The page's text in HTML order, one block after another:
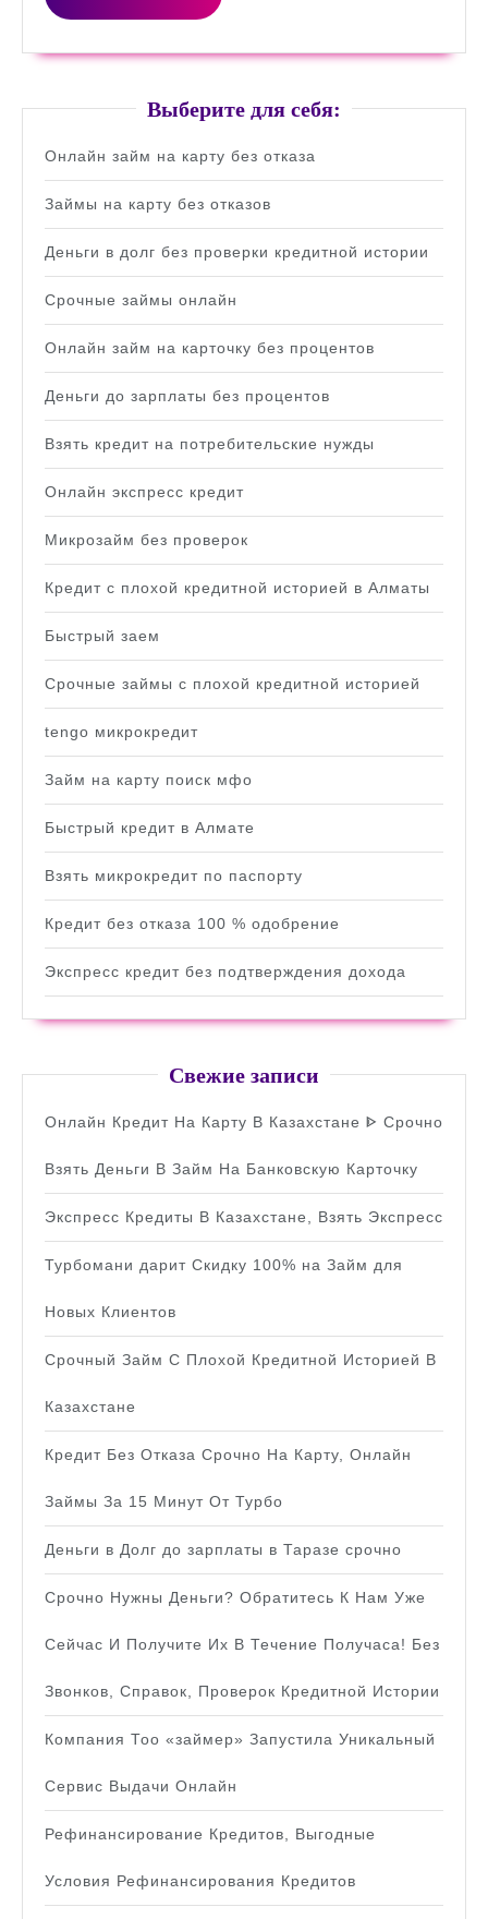
ДАЛЕЕ
Выберите для себя:
Онлайн займ на карту без отказа
Займы на карту без отказов
Деньги в долг без проверки кредитной истории
Срочные займы онлайн
Онлайн займ на карточку без процентов
Деньги до зарплаты без процентов
Взять кредит на потребительские нужды
Онлайн экспресс кредит
Микрозайм без проверок
Кредит с плохой кредитной историей в Алматы
Быстрый заем
Срочные займы с плохой кредитной историей
tengo микрокредит
Займ на карту поиск мфо
Быстрый кредит в Алмате
Взять микрокредит по паспорту
Кредит без отказа 100 % одобрение
Экспресс кредит без подтверждения дохода
Свежие записи
Онлайн Кредит На Карту В Казахстане ᐈ Срочно
Взять Деньги В Займ На Банковскую Карточку
Экспресс Кредиты В Казахстане, Взять Экспресс
Турбомани дарит Скидку 100% на Займ для
Новых Клиентов
Срочный Займ С Плохой Кредитной Историей В
Казахстане
Кредит Без Отказа Срочно На Карту, Онлайн
Займы За 15 Минут От Турбо
Деньги в Долг до зарплаты в Таразе срочно
Срочно Нужны Деньги? Обратитесь К Нам Уже
Сейчас И Получите Их В Течение Получаса! Без
Звонков, Справок, Проверок Кредитной Истории
Компания Тоо «займер» Запустила Уникальный
Сервис Выдачи Онлайн
Рефинансирование Кредитов, Выгодные
Условия Рефинансирования Кредитов